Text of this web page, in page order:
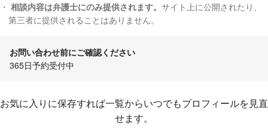
相談内容は弁護士にのみ提供されます。 サイト上に公開されたり、
第三者に提供されることはありません。
お問い合わせ前にご確認ください
365日予約受付中
お気に入りに登録する
お気に入りに保存すれば一覧からいつでもプロフィールを見直
せます。